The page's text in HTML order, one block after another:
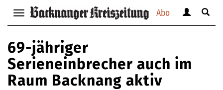
Abo
Navigation
anzeigen
bzw.
verbergen
anzeigen
Suche
69-jähriger
Serieneinbrecher auch im
Raum Backnang aktiv